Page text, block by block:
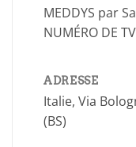
MEDDYS par
NUMÉRO DE
ADRESSE
Italie, Via
(BS)